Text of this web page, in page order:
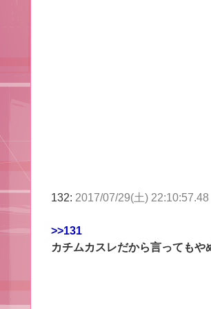
132: 2017/07/29(土)
>>131
カチムカスレだから言ってもや